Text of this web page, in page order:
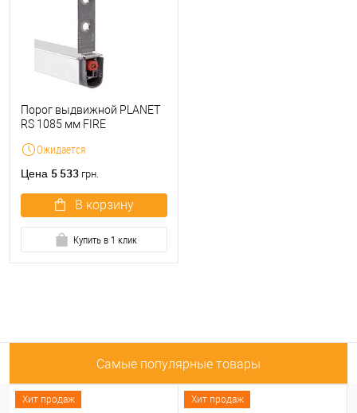
Ожидается
Порог выдвижной PLANET
RS 1085 мм FIRE
Цена 5 533 грн.
В корзину
Купить в 1 клик
Самые популярные товары
Хит продаж Хит продаж